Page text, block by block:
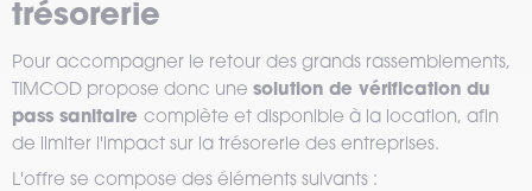
trésorerie
Pour accompagner le retour des grands rassemblements,
TIMCOD propose donc une solution de vérification du
pass sanitaire complète et disponible à la location, afin
de limiter l'impact sur la trésorerie des entreprises.
L'offre se compose des éléments suivants :